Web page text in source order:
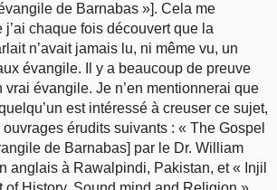
de Barnabas »]. Cela me
chaque fois découvert que la
n’avait jamais lu, ni même vu, un
évangile. Il y a beaucoup de preuve
vrai évangile. Je n’en mentionnerai que
est intéressé à creuser ce sujet,
érudits suivants : « The Gospel
de Barnabas] par le Dr. William
anglais à Rawalpindi, Pakistan, et « Injil